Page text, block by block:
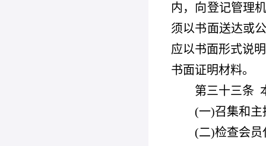
内，向登记管理
须以书面送达或
应以书面形式说
书面证明材料。
第三十三条
(一)召集和主
(二)检查会